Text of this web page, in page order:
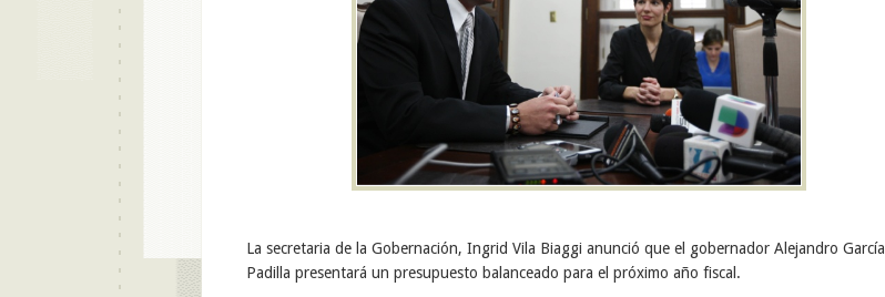
La secretaria de la Gobernación, Ingrid Vila Biaggi anunció que el gobernador Alejandro García
Padilla presentará un presupuesto balanceado para el próximo año fiscal.